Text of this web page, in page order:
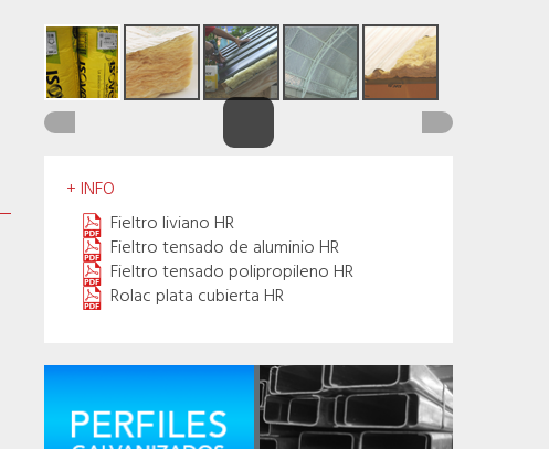
+ INFO
Fieltro liviano HR
Fieltro tensado de aluminio HR
Fieltro tensado polipropileno HR
Rolac plata cubierta HR